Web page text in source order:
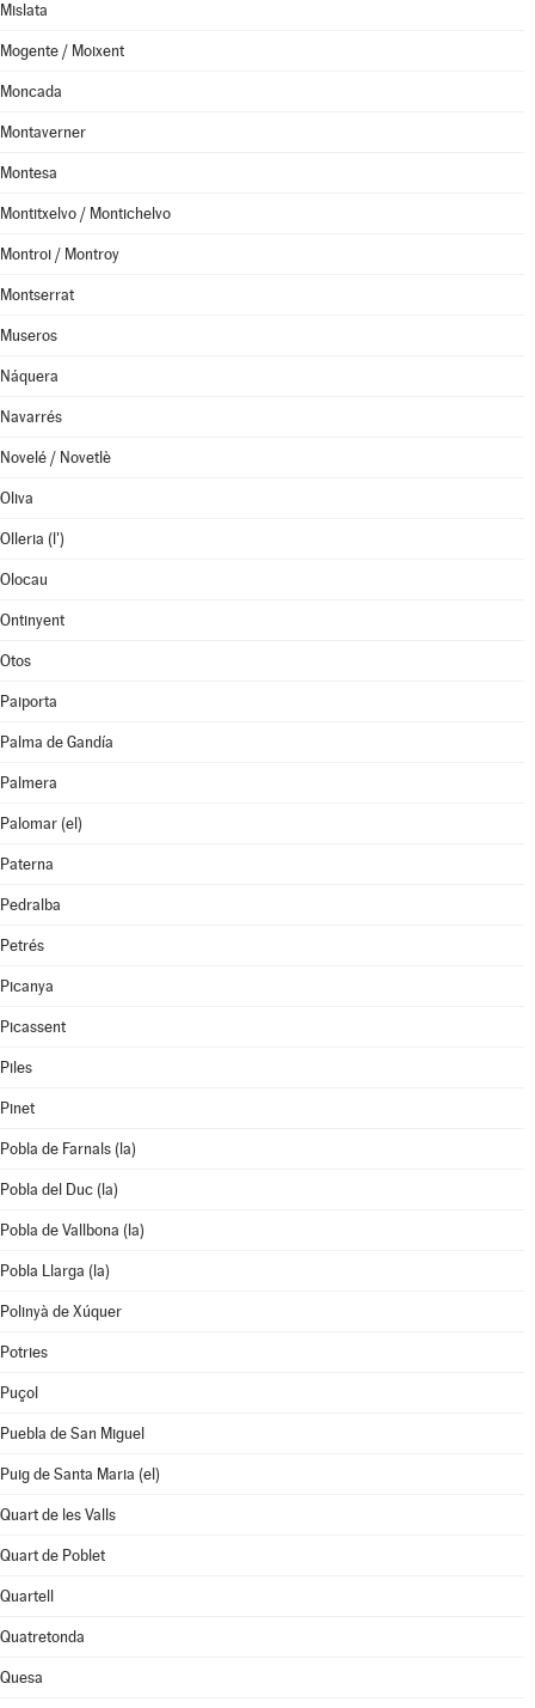
Mislata
Mogente / Moixent
Moncada
Montaverner
Montesa
Montitxelvo / Montichelvo
Montroi / Montroy
Montserrat
Museros
Náquera
Navarrés
Novelé / Novetlè
Oliva
Olleria (l')
Olocau
Ontinyent
Otos
Paiporta
Palma de Gandía
Palmera
Palomar (el)
Paterna
Pedralba
Petrés
Picanya
Picassent
Piles
Pinet
Pobla de Farnals (la)
Pobla del Duc (la)
Pobla de Vallbona (la)
Pobla Llarga (la)
Polinyà de Xúquer
Potries
Puçol
Puebla de San Miguel
Puig de Santa Maria (el)
Quart de les Valls
Quart de Poblet
Quartell
Quatretonda
Quesa